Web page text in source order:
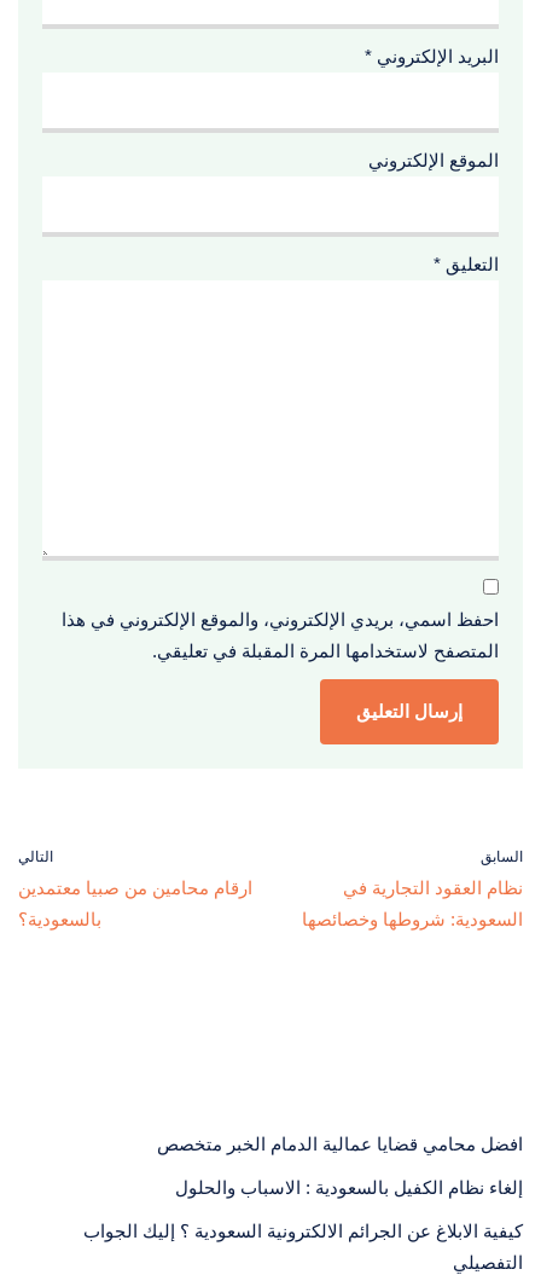
البريد الإلكتروني *
الموقع الإلكتروني
التعليق *
احفظ اسمي، بريدي الإلكتروني، والموقع الإلكتروني في هذا
المتصفح لاستخدامها المرة المقبلة في تعليقي.
السابق
نظام العقود التجارية في
السعودية: شروطها وخصائصها
التالي
ارقام محامين من صبيا معتمدين
بالسعودية؟
افضل محامي قضايا عمالية الدمام الخبر متخصص
إلغاء نظام الكفيل بالسعودية : الاسباب والحلول
كيفية الابلاغ عن الجرائم الالكترونية السعودية ؟ إليك الجواب
التفصيلي